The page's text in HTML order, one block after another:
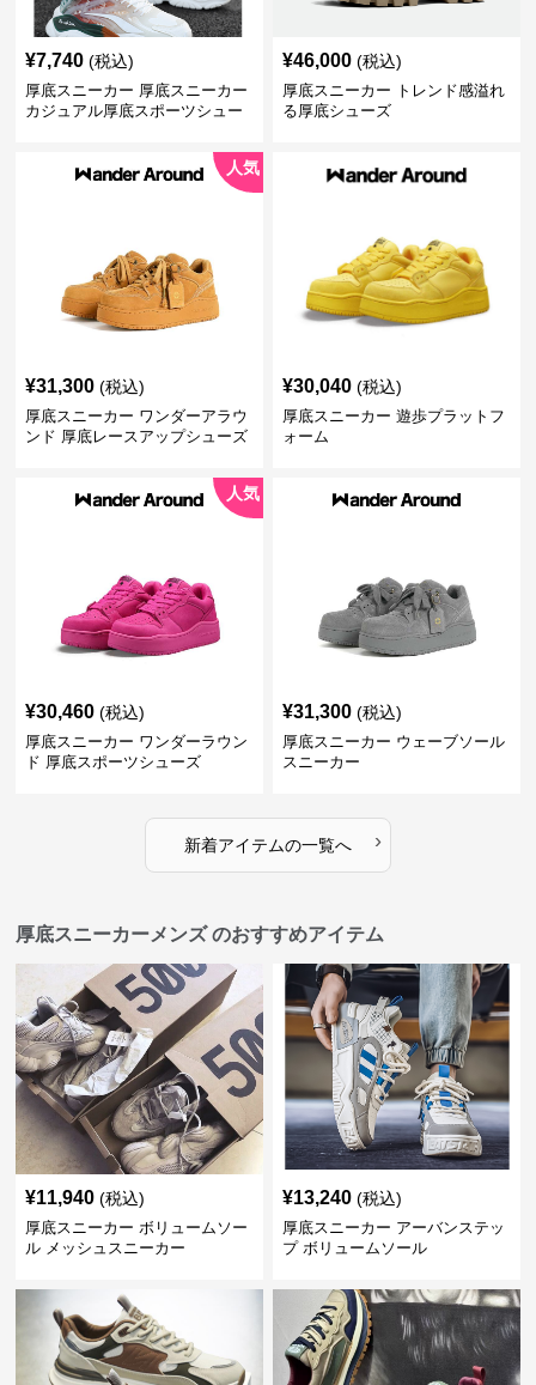
¥7,740 (税込)
厚底スニーカー 厚底スニーカー
カジュアル厚底スポーツシュー
¥46,000 (税込)
厚底スニーカー トレンド感溢れ
る厚底シューズ
人気
¥31,300 (税込)
厚底スニーカー ワンダーアラウ
ンド 厚底レースアップシューズ
¥30,040 (税込)
厚底スニーカー 遊歩プラットフ
ォーム
人気
¥30,460 (税込)
厚底スニーカー ワンダーラウン
ド 厚底スポーツシューズ
¥31,300 (税込)
厚底スニーカー ウェーブソール
スニーカー
新着アイテムの一覧へ ›
厚底スニーカーメンズ のおすすめアイテム
¥11,940 (税込)
厚底スニーカー ボリュームソー
ル メッシュスニーカー
¥13,240 (税込)
厚底スニーカー アーバンステッ
プ ボリュームソール